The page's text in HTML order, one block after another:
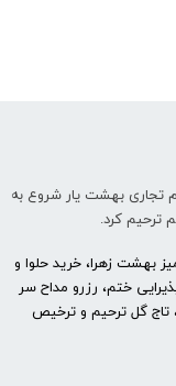
باتاب پردیس از سال 1397 با نام تجاری بهشت یار شروع به
ترحیم کرد.
بهشت زهرا، خرید حلوا و
ختم، رزرو مداح سر
تاج گل ترحیم و ترخیص